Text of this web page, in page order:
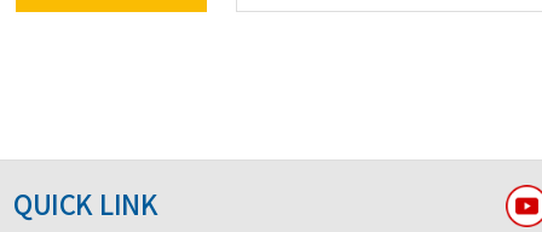
QUICK LINK